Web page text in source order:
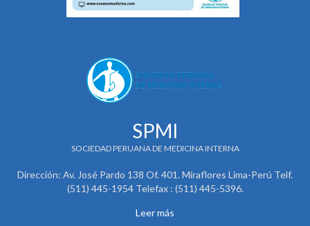
SPMI
SOCIEDAD PERUANA DE MEDICINA INTERNA
Dirección: Av. José Pardo 138 Of. 401. Miraflores Lima-Perú Telf.
(511) 445-1954 Telefax : (511) 445-5396.
Leer más